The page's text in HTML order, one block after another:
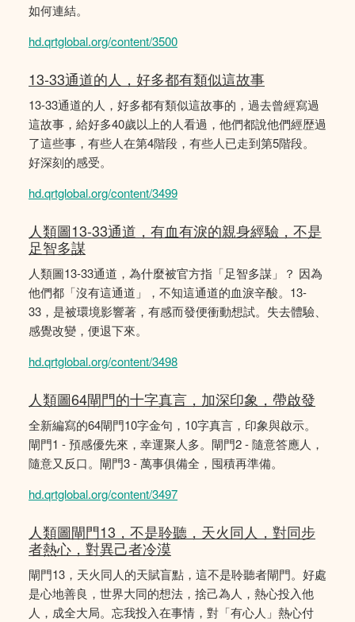
如何連結。
hd.qrtglobal.org/content/3500
13-33通道的人，好多都有類似這故事
13-33通道的人，好多都有類似這故事的，過去曾經寫過
這故事，給好多40歲以上的人看過，他們都說他們經歴過
了這些事，有些人在第4階段，有些人已走到第5階段。
好深刻的感受。
hd.qrtglobal.org/content/3499
人類圖13-33通道，有血有淚的親身經驗，不是
足智多謀
人類圖13-33通道，為什麼被官方指「足智多謀」？ 因為
他們都「沒有這通道」，不知這通道的血淚辛酸。13-
33，是被環境影響著，有感而發便衝動想試。失去體驗、
感覺改變，便退下來。
hd.qrtglobal.org/content/3498
人類圖64閘門的十字真言，加深印象，帶啟發
全新編寫的64閘門10字金句，10字真言，印象與啟示。
閘門1 - 預感優先來，幸運聚人多。閘門2 - 隨意答應人，
隨意又反口。閘門3 - 萬事俱備全，囤積再準備。
hd.qrtglobal.org/content/3497
人類圖閘門13，不是聆聽，天火同人，對同步
者熱心，對異己者冷漠
閘門13，天火同人的天賦盲點，這不是聆聽者閘門。好處
是心地善良，世界大同的想法，捨己為人，熱心投入他
人，成全大局。忘我投入在事情，對「有心人」熱心付